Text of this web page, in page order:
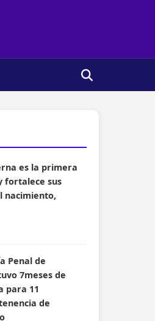
es la primera
fortalece sus
nacimiento,
Penal de
7meses de
para 11
de